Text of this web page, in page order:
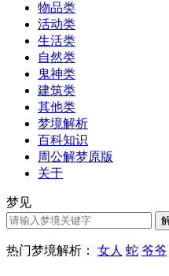
物品类
活动类
生活类
自然类
鬼神类
建筑类
其他类
梦境解析
百科知识
周公解梦原版
关于
梦见
热门梦境解析： 女人 蛇 爷爷